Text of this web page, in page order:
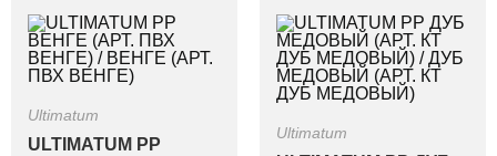
Ultimatum
ULTIMATUM PP
Ultimatum